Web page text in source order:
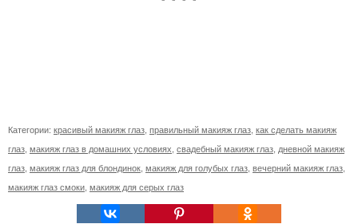
Категории: красивый макияж глаз, правильный макияж глаз, как сделать макияж
глаз, макияж глаз в домашних условиях, свадебный макияж глаз, дневной макияж
глаз, макияж глаз для блондинок, макияж для голубых глаз, вечерний макияж глаз,
макияж глаз смоки, макияж для серых глаз